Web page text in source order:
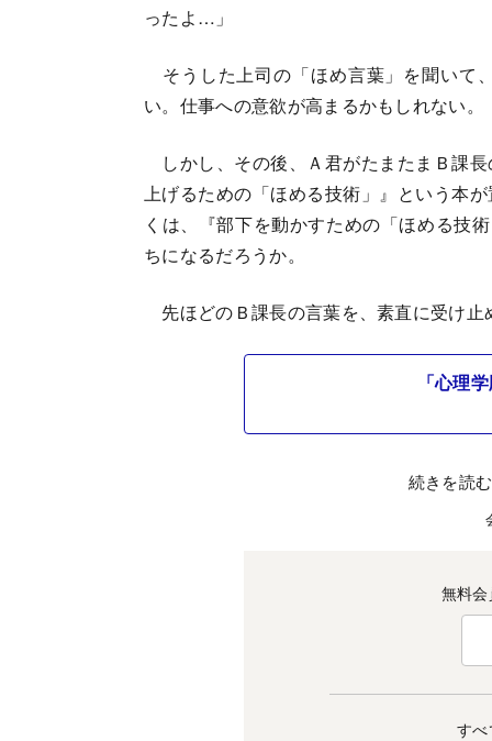
ったよ…」
そうした上司の「ほめ言葉」を聞いて
い。仕事への意欲が高まるかもしれない。
しかし、その後、Ａ君がたまたまＢ課
上げるための「ほめる技術」』という本
くは、『部下を動かすための「ほめる技
ちになるだろうか。
先ほどのＢ課長の言葉を、素直に受け止
「心理
続きを読
無料
す